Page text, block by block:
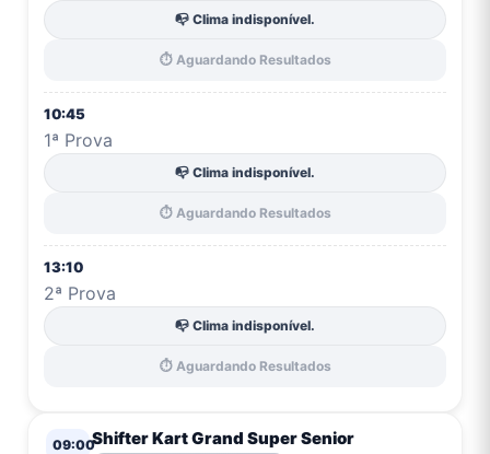
📭 Clima indisponível.
⏱️ Aguardando Resultados
10:45
1ª Prova
📭 Clima indisponível.
⏱️ Aguardando Resultados
13:10
2ª Prova
📭 Clima indisponível.
⏱️ Aguardando Resultados
09:00Shifter Kart Grand Super Senior